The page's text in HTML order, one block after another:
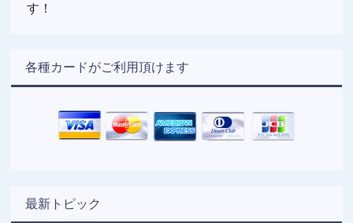
す！
各種カードがご利用頂けます
最新トピック